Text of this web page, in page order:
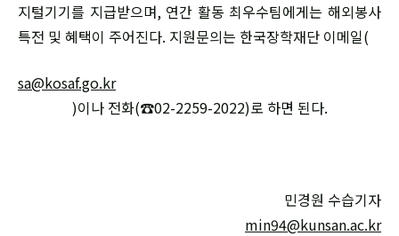
지털기기를 지급받으며, 연간 활동 최우수팀에게는 해외봉사
특전 및 혜택이 주어진다. 지원문의는 한국장학재단 이메일(
sa@kosaf.go.kr
)이나 전화(☎02-2259-2022)로 하면 된다.
민경원 수습기자
min94@kunsan.ac.kr